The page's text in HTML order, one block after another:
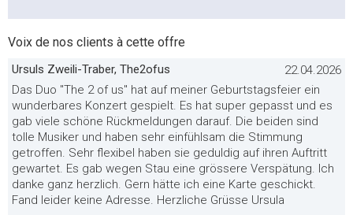
Voix de nos clients à cette offre
Ursuls Zweili-Traber, The2ofus
22.04.2026
Das Duo "The 2 of us" hat auf meiner Geburtstagsfeier ein
wunderbares Konzert gespielt. Es hat super gepasst und es
gab viele schöne Rückmeldungen darauf. Die beiden sind
tolle Musiker und haben sehr einfühlsam die Stimmung
getroffen. Sehr flexibel haben sie geduldig auf ihren Auftritt
gewartet. Es gab wegen Stau eine grössere Verspätung. Ich
danke ganz herzlich. Gern hätte ich eine Karte geschickt.
Fand leider keine Adresse. Herzliche Grüsse Ursula